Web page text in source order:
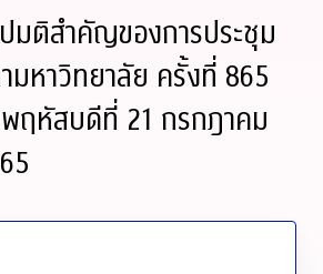
มติสำคัญของการประชุม
มหาวิทยาลัย ครั้งที่ 865
ฤหัสบดีที่ 21 กรกฎาคม